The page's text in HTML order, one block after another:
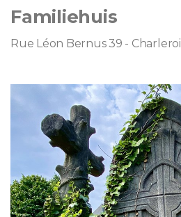
Familiehuis
Rue Léon Bernus 39 - Charleroi